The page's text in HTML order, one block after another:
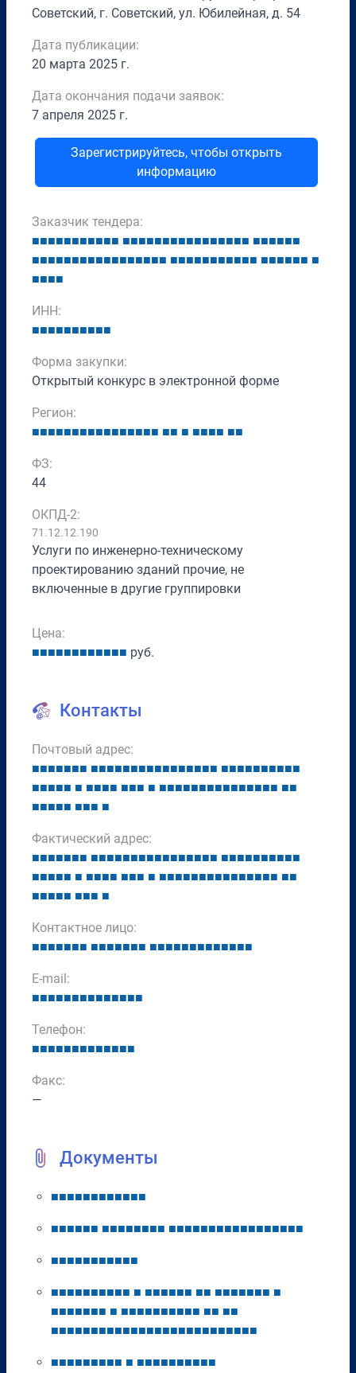
Советский, г. Советский, ул. Юбилейная, д. 54
Дата публикации:
20 марта 2025 г.
Дата окончания подачи заявок:
7 апреля 2025 г.
Зарегистрируйтесь, чтобы открыть
информацию
Заказчик тендера:
■■■■■■■■■■■ ■■■■■■■■■■■■■■■■ ■■■■■■
■■■■■■■■■■■■■■■■■ ■■■■■■■■■■■ ■■■■■■ ■
■■■■
ИНН:
■■■■■■■■■■
Форма закупки:
Открытый конкурс в электронной форме
Регион:
■■■■■■■■■■■■■■■■ ■■ ■ ■■■■ ■■
ФЗ:
44
ОКПД-2:
71.12.12.190
Услуги по инженерно-техническому
проектированию зданий прочие, не
включенные в другие группировки
Цена:
■■■■■■■■■■■■ руб.
Контакты
Почтовый адрес:
■■■■■■■ ■■■■■■■■■■■■■■■■ ■■■■■■■■■■
■■■■■ ■ ■■■■ ■■■ ■ ■■■■■■■■■■■■■■■ ■■
■■■■■ ■■■ ■
Фактический адрес:
■■■■■■■ ■■■■■■■■■■■■■■■■ ■■■■■■■■■■
■■■■■ ■ ■■■■ ■■■ ■ ■■■■■■■■■■■■■■■ ■■
■■■■■ ■■■ ■
Контактное лицо:
■■■■■■■ ■■■■■■■ ■■■■■■■■■■■■■
E-mail:
■■■■■■■■■■■■■■
Телефон:
■■■■■■■■■■■■■
Факс:
—
Документы
■■■■■■■■■■■■
■■■■■■ ■■■■■■■■ ■■■■■■■■■■■■■■■■■
■■■■■■■■■■■
■■■■■■■■■■ ■ ■■■■■■ ■■ ■■■■■■■ ■
■■■■■■■ ■ ■■■■■■■■■■ ■■ ■■
■■■■■■■■■■■■■■■■■■■■■■■■■■
■■■■■■■■■ ■ ■■■■■■■■■■